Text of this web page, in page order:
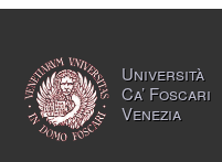
Università
Ca’ Foscari
Venezia